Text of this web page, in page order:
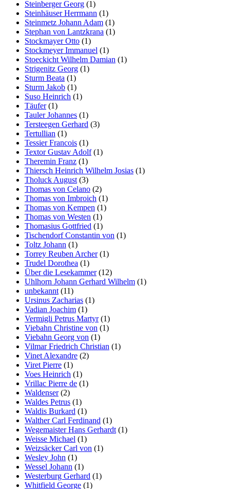
Steinberger Georg (1)
Steinhäuser Herrmann (1)
Steinmetz Johann Adam (1)
Stephan von Lantzkrana (1)
Stockmayer Otto (1)
Stockmeyer Immanuel (1)
Stoeckicht Wilhelm Damian (1)
Strigenitz Georg (1)
Sturm Beata (1)
Sturm Jakob (1)
Suso Heinrich (1)
Täufer(1)
Tauler Johannes (1)
Tersteegen Gerhard (3)
Tertullian (1)
Tessier Francois (1)
Textor Gustav Adolf(1)
Theremin Franz (1)
Thiersch Heinrich Wilhelm Josias (1)
Tholuck August (3)
Thomas von Celano (2)
Thomas von Imbroich (1)
Thomas von Kempen (1)
Thomas von Westen (1)
Thomasius Gottfried (1)
Tischendorf Constantin von (1)
Toltz Johann (1)
Torrey Reuben Archer(1)
Trudel Dorothea (1)
Über die Lesekammer(12)
Uhlhorn Johann Gerhard Wilhelm (1)
unbekannt (11)
Ursinus Zacharias (1)
Vadian Joachim (1)
Vermigli Petrus Martyr(1)
Viebahn Christine von (1)
Viebahn Georg von (1)
Vilmar Friedrich Christian (1)
Vinet Alexandre (2)
Viret Pierre (1)
Voes Heinrich (1)
Vrillac Pierre de (1)
Waldenser(2)
Waldes Petrus (1)
Waldis Burkard (1)
Walther Carl Ferdinand (1)
Wegemaister Hans Gerhardt (1)
Weisse Michael (1)
Weizsäcker Carl von (1)
Wesley John (1)
Wessel Johann (1)
Westerburg Gerhard (1)
Whitfield George (1)